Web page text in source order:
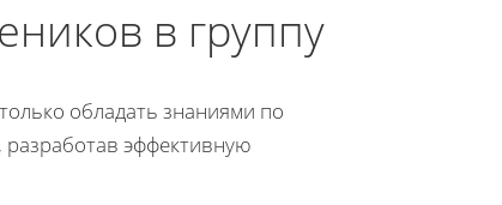
в группу
обладать знаниями по
разработав эффективную